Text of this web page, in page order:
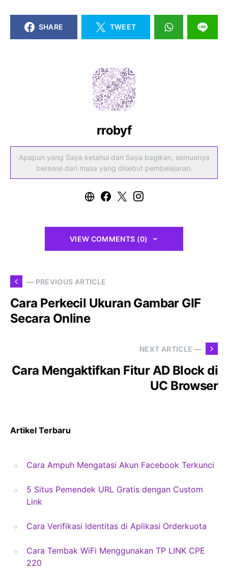
SHARE TWEET
rrobyf
Apapun yang Saya ketahui dan Saya bagikan, semuanya
berawal dari masa yang disebut pembelajaran.
VIEW COMMENTS (0)
— PREVIOUS ARTICLE
Cara Perkecil Ukuran Gambar GIF
Secara Online
NEXT ARTICLE —
Cara Mengaktifkan Fitur AD Block di
UC Browser
Artikel Terbaru
Cara Ampuh Mengatasi Akun Facebook Terkunci
5 Situs Pemendek URL Gratis dengan Custom
Link
Cara Verifikasi Identitas di Aplikasi Orderkuota
Cara Tembak WiFi Menggunakan TP LINK CPE
220